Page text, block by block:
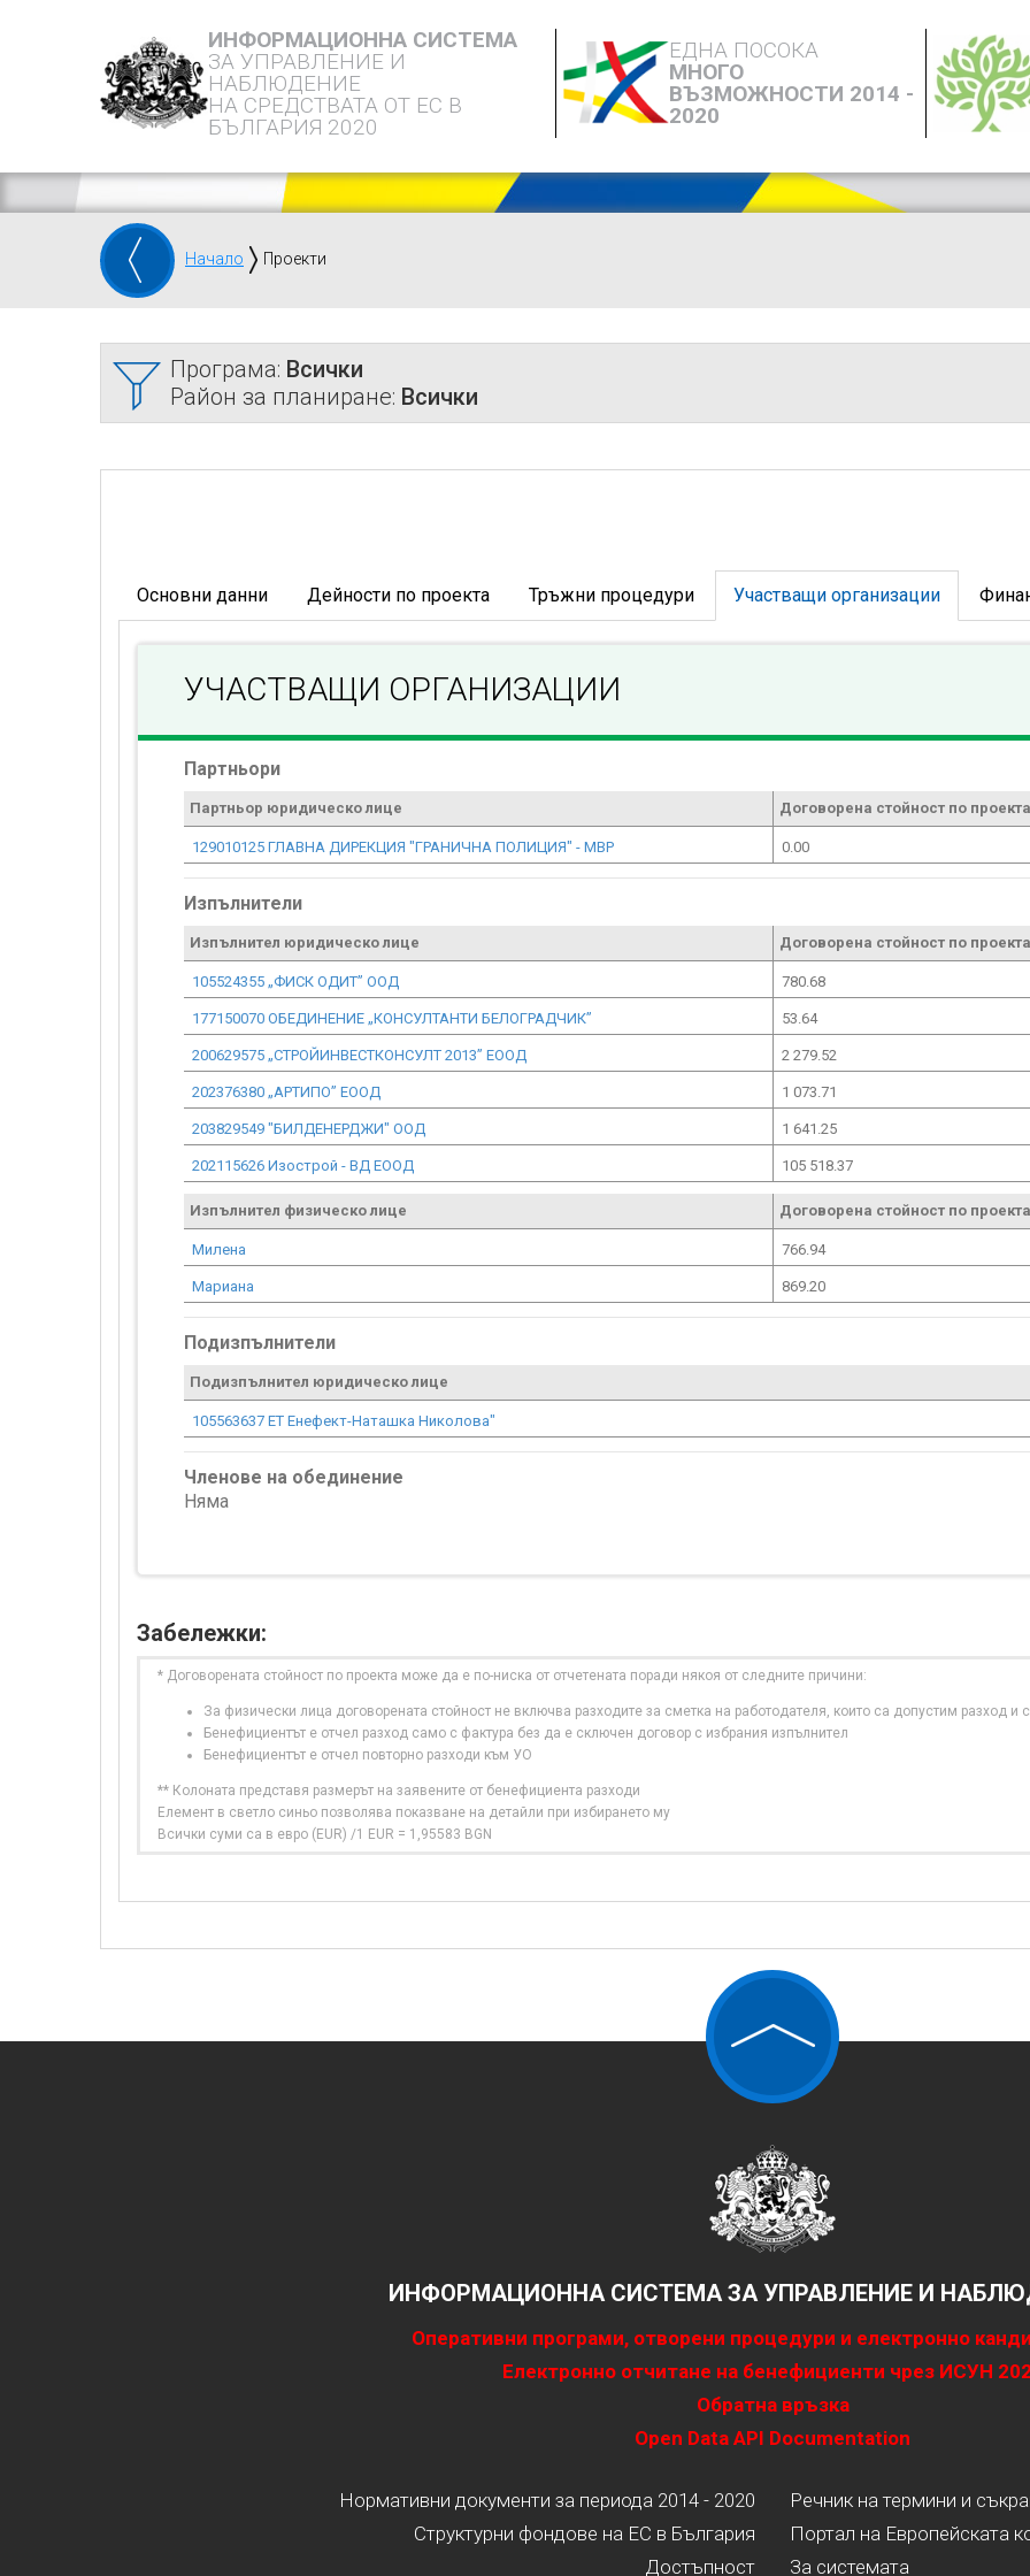
ИНФОРМАЦИОННА СИСТЕМА
ЗА УПРАВЛЕНИЕ И
НАБЛЮДЕНИЕ
НА СРЕДСТВАТА ОТ ЕС В
БЪЛГАРИЯ 2020
ЕДНА ПОСОКА
МНОГО
ВЪЗМОЖНОСТИ 2014 -
2020
Начало Проекти
Програма: Всички
Район за планиране: Всички
Основни данни Дейности по проекта Тръжни процедури Участващи организации
УЧАСТВАЩИ ОРГАНИЗАЦИИ
Партньори
Партньор юридическо лице Договорена стойност по
129010125 ГЛАВНА ДИРЕКЦИЯ "ГРАНИЧНА ПОЛИЦИЯ" - МВР 0.00
Изпълнители
Изпълнител юридическо лице Договорена стойност по
105524355 „ФИСК ОДИТ” ООД 780.68
177150070 ОБЕДИНЕНИЕ „КОНСУЛТАНТИ БЕЛОГРАДЧИК” 53.64
200629575 „СТРОЙИНВЕСТКОНСУЛТ 2013” ЕООД 2 279.52
202376380 „АРТИПО” ЕООД 1 073.71
203829549 "БИЛДЕНЕРДЖИ" ООД 1 641.25
202115626 Изострой - ВД ЕООД 105 518.37
Изпълнител физическо лице Договорена стойност по
Милена 766.94
Мариана 869.20
Подизпълнители
Подизпълнител юридическо лице
105563637 EТ Енефект-Наташка Николова"
Членове на обединение
Няма
Забележки:
* Договорената стойност по проекта може да е по-ниска от отчетената поради някоя от следните причини:
За физически лица договорената стойност не включва разходите за сметка на работодателя, които са допустим разход и
Бенефициентът е отчел разход само с фактура без да е сключен договор с избрания изпълнител
Бенефициентът е отчел повторно разходи към УО
** Колоната представя размерът на заявените от бенефициента разходи
Елемент в светло синьо позволява показване на детайли при избирането му
Всички суми са в евро (EUR) /1 EUR = 1,95583 BGN
ИНФОРМАЦИОННА СИСТЕМА ЗА УПРАВЛЕНИЕ И
Оперативни програми, отворени процедури и електронно
Електронно отчитане на бенефициенти чрез ИСУН
Обратна връзка
Open Data API Documentation
Нормативни документи за периода 2014 - 2020
Структурни фондове на ЕС в България
Достъпност
Речник на термини и
Портал на Европейската
За системата